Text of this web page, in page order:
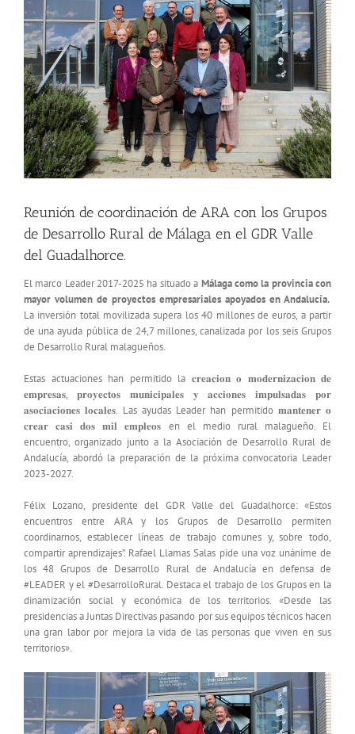
más
grande
Reunión de coordinación de ARA con los Grupos
de Desarrollo Rural de Málaga en el GDR Valle
del Guadalhorce.
El marco Leader 2017-2025 ha situado a Málaga como la provincia con
mayor volumen de proyectos empresariales apoyados en Andalucía.
La inversión total movilizada supera los 40 millones de euros, a partir
de una ayuda pública de 24,7 millones, canalizada por los seis Grupos
de Desarrollo Rural malagueños.
Estas actuaciones han permitido la 𝐜𝐫𝐞𝐚𝐜𝐢𝐨𝐧 𝐨 𝐦𝐨𝐝𝐞𝐫𝐧𝐢𝐳𝐚𝐜𝐢𝐨𝐧 𝐝𝐞
𝐞𝐦𝐩𝐫𝐞𝐬𝐚𝐬, 𝐩𝐫𝐨𝐲𝐞𝐜𝐭𝐨𝐬 𝐦𝐮𝐧𝐢𝐜𝐢𝐩𝐚𝐥𝐞𝐬 𝐲 𝐚𝐜𝐜𝐢𝐨𝐧𝐞𝐬 𝐢𝐦𝐩𝐮𝐥𝐬𝐚𝐝𝐚𝐬 𝐩𝐨𝐫
𝐚𝐬𝐨𝐜𝐢𝐚𝐜𝐢𝐨𝐧𝐞𝐬 𝐥𝐨𝐜𝐚𝐥𝐞𝐬. Las ayudas Leader han permitido 𝐦𝐚𝐧𝐭𝐞𝐧𝐞𝐫 𝐨
𝐜𝐫𝐞𝐚𝐫 𝐜𝐚𝐬𝐢 𝐝𝐨𝐬 𝐦𝐢𝐥 𝐞𝐦𝐩𝐥𝐞𝐨𝐬 en el medio rural malagueño. El
encuentro, organizado junto a la Asociación de Desarrollo Rural de
Andalucía, abordó la preparación de la próxima convocatoria Leader
2023-2027.
Félix Lozano, presidente del GDR Valle del Guadalhorce: «Estos
encuentros entre ARA y los Grupos de Desarrollo permiten
coordinarnos, establecer líneas de trabajo comunes y, sobre todo,
compartir aprendizajes”. Rafael Llamas Salas pide una voz unánime de
los 48 Grupos de Desarrollo Rural de Andalucía en defensa de
#LEADER y el #DesarrolloRural. Destaca el trabajo de los Grupos en la
dinamización social y económica de los territorios. «Desde las
presidencias a Juntas Directivas pasando por sus equipos técnicos hacen
una gran labor por mejora la vida de las personas que viven en sus
territorios».